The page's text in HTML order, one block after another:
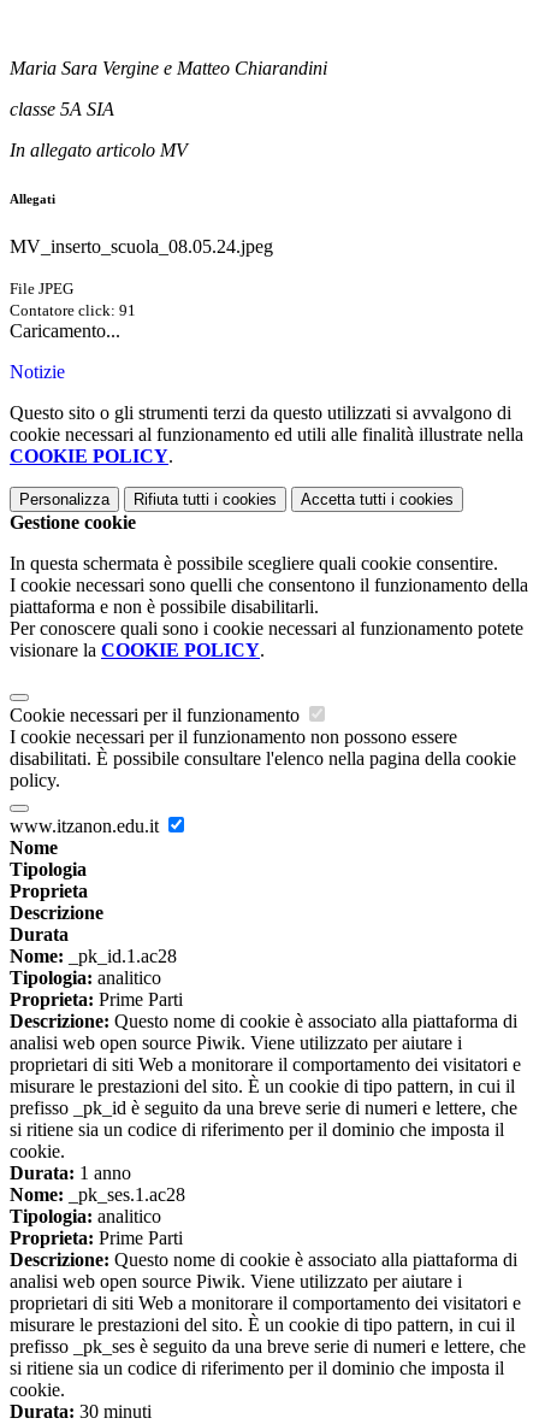
Maria Sara Vergine e Matteo Chiarandini
classe 5A SIA
In allegato articolo MV
Allegati
MV_inserto_scuola_08.05.24.jpeg
File JPEG
Contatore click: 91
Caricamento...
Notizie
Questo sito o gli strumenti terzi da questo utilizzati si avvalgono di
cookie necessari al funzionamento ed utili alle finalità illustrate nella
COOKIE POLICY.
Personalizza Rifiuta tutti i cookies Accetta tutti i cookies
Gestione cookie
In questa schermata è possibile scegliere quali cookie consentire.
I cookie necessari sono quelli che consentono il funzionamento della
piattaforma e non è possibile disabilitarli.
Per conoscere quali sono i cookie necessari al funzionamento potete
visionare la COOKIE POLICY.
Cookie necessari per il funzionamento
I cookie necessari per il funzionamento non possono essere
disabilitati. È possibile consultare l'elenco nella pagina della cookie
policy.
www.itzanon.edu.it
Nome
Tipologia
Proprieta
Descrizione
Durata
Nome: _pk_id.1.ac28
Tipologia: analitico
Proprieta: Prime Parti
Descrizione: Questo nome di cookie è associato alla piattaforma di
analisi web open source Piwik. Viene utilizzato per aiutare i
proprietari di siti Web a monitorare il comportamento dei visitatori e
misurare le prestazioni del sito. È un cookie di tipo pattern, in cui il
prefisso _pk_id è seguito da una breve serie di numeri e lettere, che
si ritiene sia un codice di riferimento per il dominio che imposta il
cookie.
Durata: 1 anno
Nome: _pk_ses.1.ac28
Tipologia: analitico
Proprieta: Prime Parti
Descrizione: Questo nome di cookie è associato alla piattaforma di
analisi web open source Piwik. Viene utilizzato per aiutare i
proprietari di siti Web a monitorare il comportamento dei visitatori e
misurare le prestazioni del sito. È un cookie di tipo pattern, in cui il
prefisso _pk_ses è seguito da una breve serie di numeri e lettere, che
si ritiene sia un codice di riferimento per il dominio che imposta il
cookie.
Durata: 30 minuti